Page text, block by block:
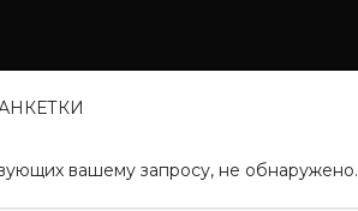
вашему запросу, не обнаружено.